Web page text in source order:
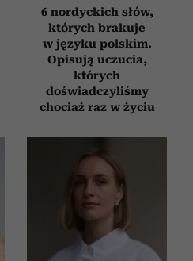
6 nordyckich słów,
których brakuje
w języku polskim.
Opisują uczucia,
których
doświadczyliśmy
chociaż raz w życiu